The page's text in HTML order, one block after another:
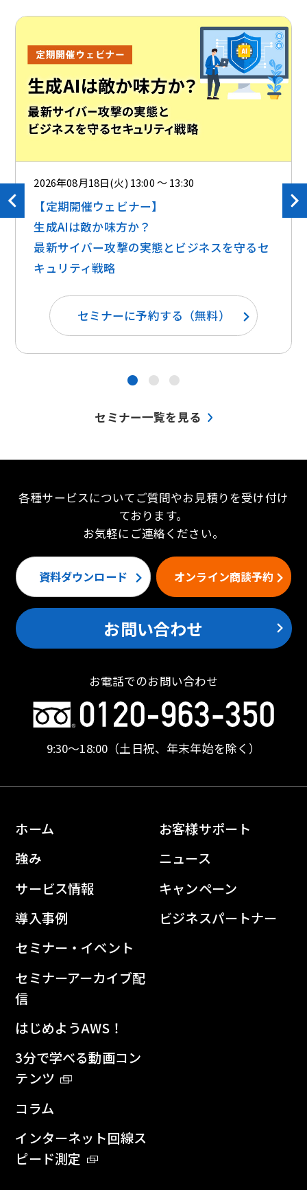
2026年08月18日(火) 13:00 ～ 13:30
【定期開催ウェビナー】
生成AIは敵か味方か？ ​​
最新サイバー攻撃の実態とビジネスを守るセ
キュリティ戦略
セミナーに予約する（無料）
● ● ●
セミナー一覧を見る
各種サービスについてご質問やお見積りを受け付け
ております。
お気軽にご連絡ください。
資料ダウンロード オンライン商談予約
お問い合わせ
お電話でのお問い合わせ
9:30〜18:00 （土日祝、年末年始を除く）
ホーム
強み
サービス情報
導入事例
セミナー・イベント
セミナーアーカイブ配
信
はじめようAWS！
3分で学べる動画コン
テンツ
コラム
インターネット回線ス
ピード測定
お客様サポート
ニュース
キャンペーン
ビジネスパートナー